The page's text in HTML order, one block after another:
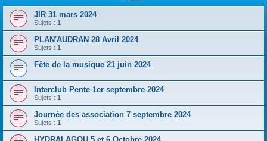
JIR 31 mars 2024
Sujets : 1
PLAN'AUDRAN 28 Avril 2024
Sujets : 1
Fête de la musique 21 juin 2024
Interclub Pente 1er septembre 2024
Sujets : 1
Journée des association 7 septembre 2024
Sujets : 1